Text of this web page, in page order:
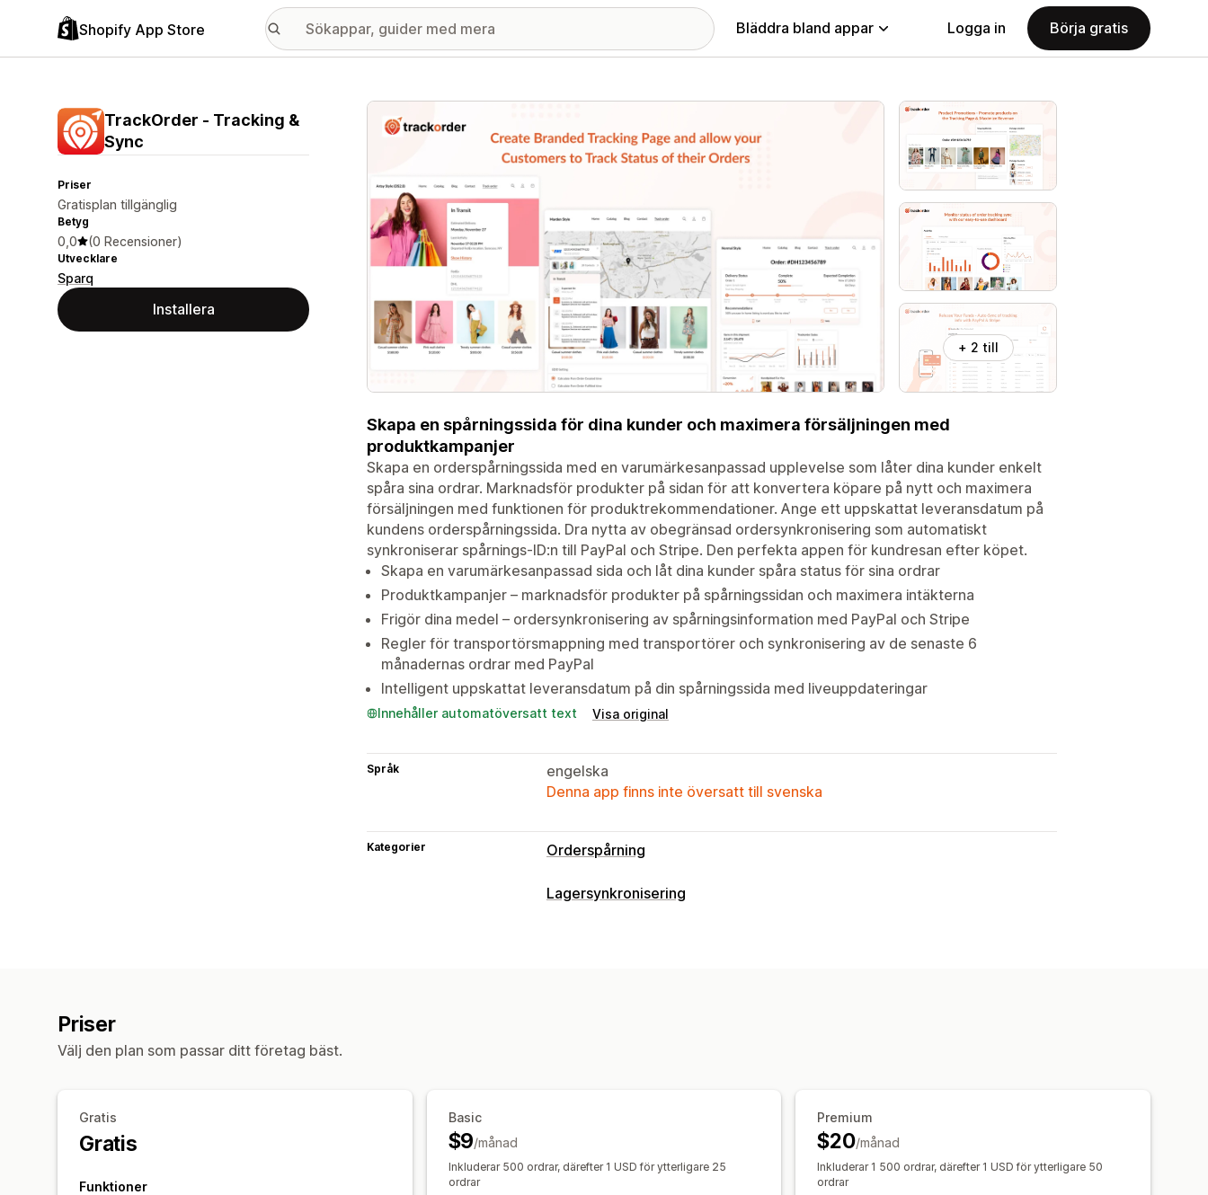
Shopify App Store Bläddra bland appar Logga in Börja gratis
TrackOrder ‑ Tracking &
Sync
Priser
Gratisplan tillgänglig
Betyg
0,0 (0 Recensioner)
Utvecklare
Sparq
Installera
Galleri med utvalda bilder
+ 2 till
Skapa en spårningssida för dina kunder och maximera försäljningen med
produktkampanjer
Skapa en orderspårningssida med en varumärkesanpassad upplevelse som låter dina kunder enkelt
spåra sina ordrar. Marknadsför produkter på sidan för att konvertera köpare på nytt och maximera
försäljningen med funktionen för produktrekommendationer. Ange ett uppskattat leveransdatum på
kundens orderspårningssida. Dra nytta av obegränsad ordersynkronisering som automatiskt
synkroniserar spårnings-ID:n till PayPal och Stripe. Den perfekta appen för kundresan efter köpet.
Skapa en varumärkesanpassad sida och låt dina kunder spåra status för sina ordrar
Produktkampanjer – marknadsför produkter på spårningssidan och maximera intäkterna
Frigör dina medel – ordersynkronisering av spårningsinformation med PayPal och Stripe
Regler för transportörsmappning med transportörer och synkronisering av de senaste 6
månadernas ordrar med PayPal
Intelligent uppskattat leveransdatum på din spårningssida med liveuppdateringar
Innehåller automatöversatt text Visa original
Språk
engelska
Denna app finns inte översatt till svenska
Kategorier Orderspårning
Lagersynkronisering
Priser
Välj den plan som passar ditt företag bäst.
Gratis
Gratis
Funktioner
Basic
$9/månad
Inkluderar 500 ordrar, därefter 1 USD för ytterligare 25
ordrar
Premium
$20/månad
Inkluderar 1 500 ordrar, därefter 1 USD för ytterligare 50
ordrar